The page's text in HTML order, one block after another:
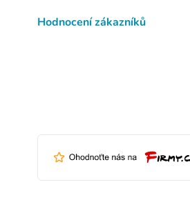
Hodnocení zákazníků